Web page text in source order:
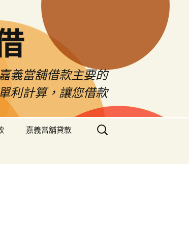
義當舖借款主要的
利計算，讓您借款
嘉義當舖貸款
搜
尋